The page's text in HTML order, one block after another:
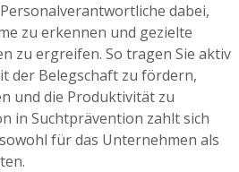
dabei,
zu erkennen und gezielte
zu ergreifen. So tragen Sie aktiv
der Belegschaft zu fördern,
und die Produktivität zu
in Suchtprävention zahlt sich
für das Unternehmen als